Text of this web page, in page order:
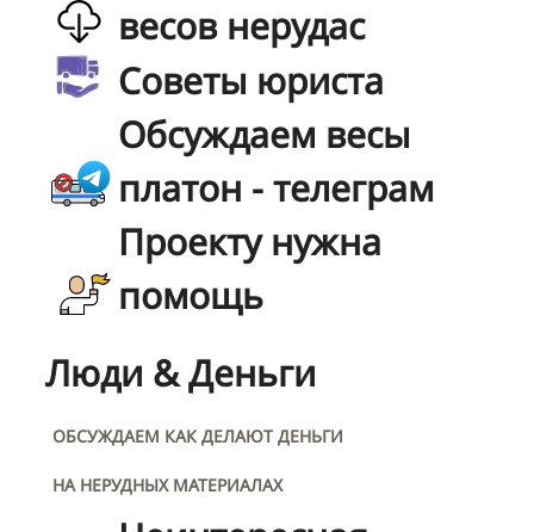
весов нерудас
Советы юриста
Обсуждаем весы
платон - телеграм
Проекту нужна
помощь
Люди & Деньги
ОБСУЖДАЕМ КАК ДЕЛАЮТ ДЕНЬГИ
НА НЕРУДНЫХ МАТЕРИАЛАХ